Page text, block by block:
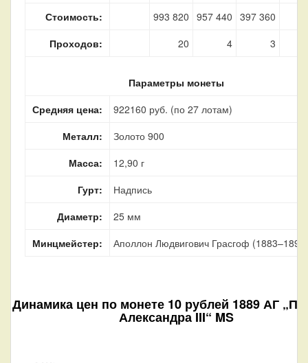
Стоимость:
993 820 957 440 397 360
Проходов:
20 4 3
Параметры монеты
Средняя цена:
922160 руб. (по 27 лотам)
Металл:
Золото 900
Масса:
12,90 г
Гурт:
Надпись
Диаметр:
25 мм
Минцмейстер:
Аполлон Людвигович Грасгоф (1883–1899)
Динамика цен по монете 10 рублей 1889 АГ
Александра III“ MS